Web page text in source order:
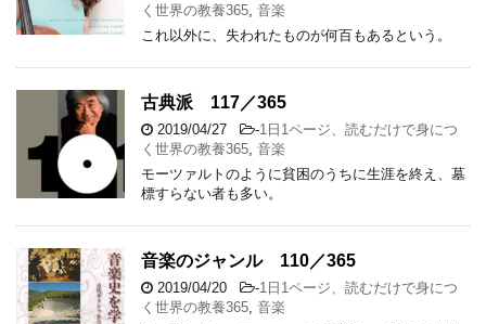
く世界の教養365 音楽
これ以外に、失われたものが何百もあるという。
古典派 117／365
2019/04/27 -1日1ページ、読むだけで身につ
く世界の教養365 音楽
モーツァルトのように貧困のうちに生涯を終え、墓
標すらない者も多い。
音楽のジャンル 110／365
2019/04/20 -1日1ページ、読むだけで身につ
く世界の教養365 音楽